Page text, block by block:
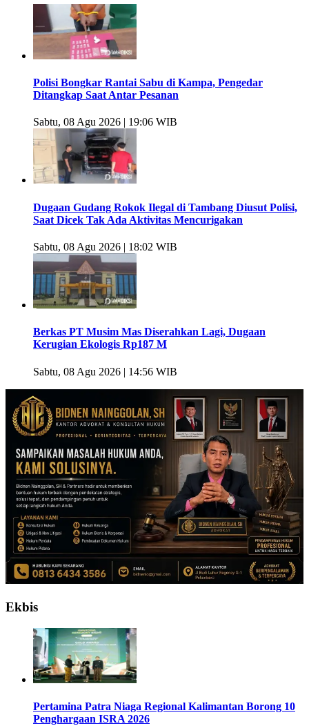
Polisi Bongkar Rantai Sabu di Kampa, Pengedar
Ditangkap Saat Antar Pesanan
Sabtu, 08 Agu 2026 | 19:06 WIB
Dugaan Gudang Rokok Ilegal di Tambang Diusut Polisi,
Saat Dicek Tak Ada Aktivitas Mencurigakan
Sabtu, 08 Agu 2026 | 18:02 WIB
Berkas PT Musim Mas Diserahkan Lagi, Dugaan
Kerugian Ekologis Rp187 M
Sabtu, 08 Agu 2026 | 14:56 WIB
Ekbis
Pertamina Patra Niaga Regional Kalimantan Borong 10
Penghargaan ISRA 2026